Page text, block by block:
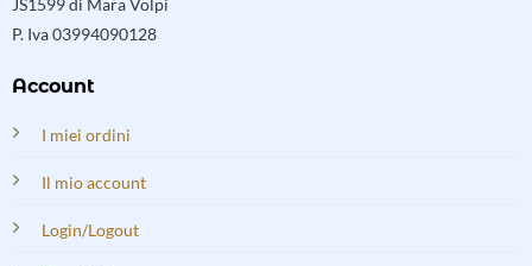
JS1599 di Mara Volpi
P. Iva 03994090128
Account
I miei ordini
Il mio account
Login/Logout